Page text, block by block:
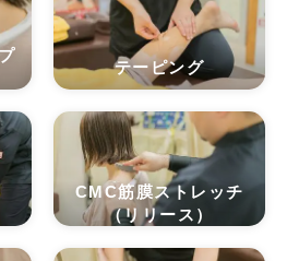
テーピング
CMC筋膜ストレッチ
（リリース）